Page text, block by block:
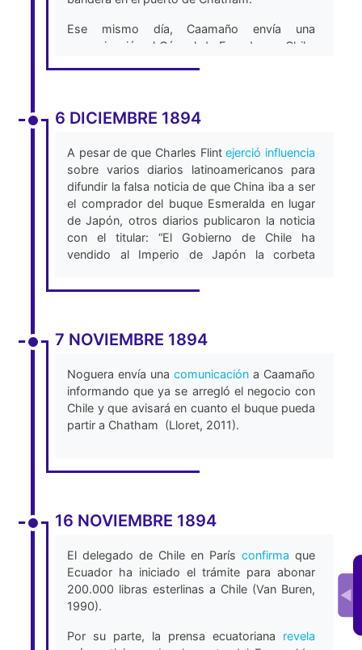
Ese mismo día, Caamaño envía una
comunicación al Cónsul de Ecuador en Chile,
algunas fórmulas bajo estricta reserva.
Esmeralda “en nada compromete las
relaciones de Ecuador y es un servicio que se
hace a Chile con el que tenemos necesidad
de complacer por motivos que Ud. conoce”.
(Imprenta de el Tiempo, 1895).
Caamaño envía un mensaje al Ministro de
Ecuador en Perú, Julio Castro Bastú, en el
Esmeralda está arreglado con Chile y no
(Lloret, 2011).
6 DICIEMBRE 1894
A pesar de que Charles Flintejerció influencia
sobre varios diarios latinoamericanos para
difundir la falsa noticia de que China iba a ser
el comprador del buque Esmeralda en lugar
de Japón, otros diarios publicaron la noticia
con el titular: “El Gobierno de Chile ha
vendido al Imperio de Japón la corbeta
aún no se concretaba, pero los rumores,
7 NOVIEMBRE 1894
Noguera envía una comunicación a Caamaño
informando que ya se arregló el negocio con
Chile y que avisará en cuanto el buque pueda
partir a Chatham (Lloret, 2011).
16 NOVIEMBRE 1894
El delegado de Chile en París confirma que
Ecuador ha iniciado el trámite para abonar
200.000 libras esterlinas a Chile (Van Buren,
1990).
Por su parte, la prensa ecuatoriana revela